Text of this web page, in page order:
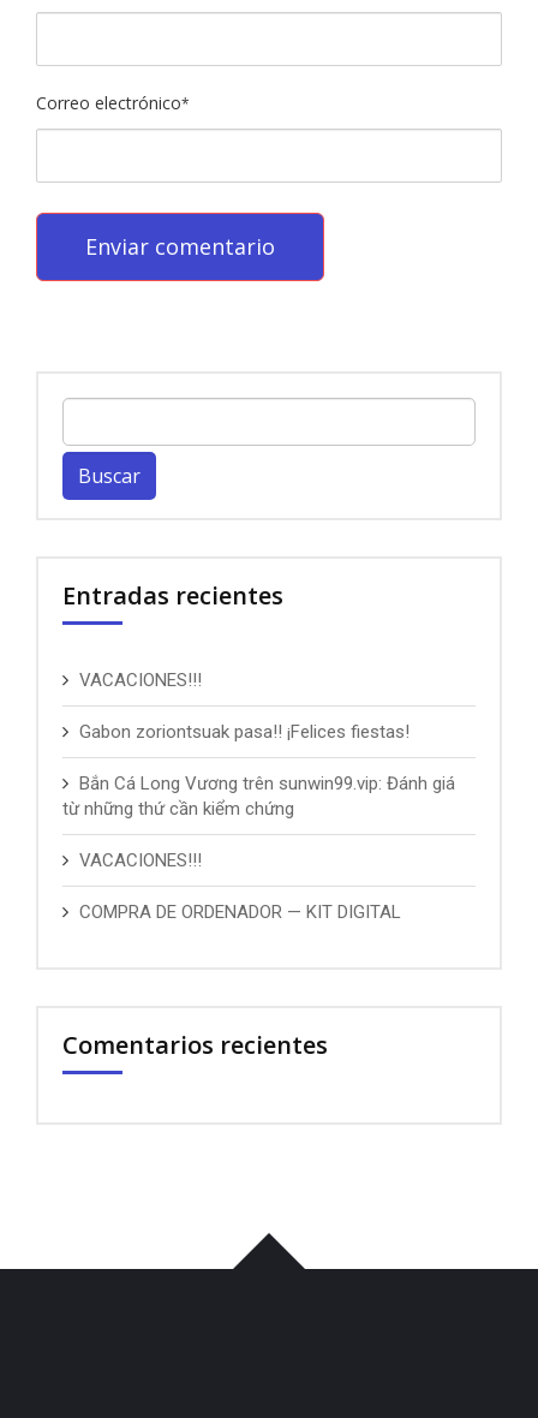
Correo electrónico*
Entradas recientes
VACACIONES!!!
Gabon zoriontsuak pasa!! ¡Felices fiestas!
Bắn Cá Long Vương trên sunwin99.vip: Đánh giá
từ những thứ cần kiểm chứng
VACACIONES!!!
COMPRA DE ORDENADOR — KIT DIGITAL
Comentarios recientes